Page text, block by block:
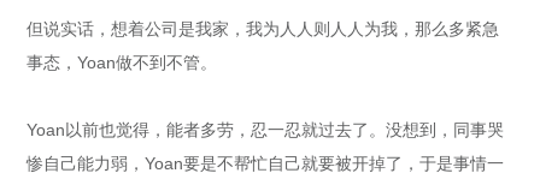
但说实话，想着公司是我家，我为人人则人人为我，那么多紧急
事态，Yoan做不到不管。
Yoan以前也觉得，能者多劳，忍一忍就过去了。没想到，同事哭
惨自己能力弱，Yoan要是不帮忙自己就要被开掉了，于是事情一